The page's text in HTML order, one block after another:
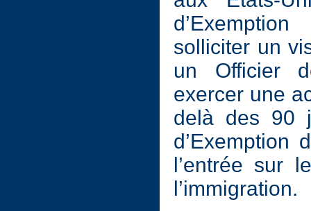
solliciter un
un Officier
exercer une
delà des 90
d’Exemption
l’entrée sur
l’immigration.